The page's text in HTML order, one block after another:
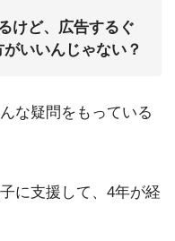
けど、広告するぐ
いいんじゃない？
な疑問をもっている
に支援して、4年が経